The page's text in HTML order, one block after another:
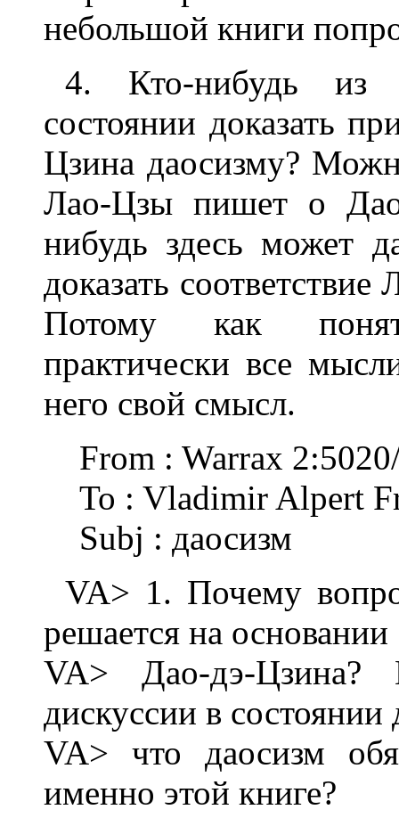
небольшой книги
4. Кто-нибудь из
состоянии доказать
Цзина даосизму?
Лао-Цзы пишет о Дао
нибудь здесь может
доказать
Потому как
практически все
него свой смысл.
From : Warrax
To : Vladimir Alpert
Subj : даосизм
VA> 1. Почему
решается на основании
VA> Дао-дэ-Цзина?
дискуссии в состоянии
VA> что даосизм
именно этой книге?